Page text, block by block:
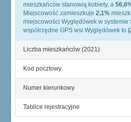
mieszkańców stanowią kobiety, a
Miejscowość zamieszkuje 2,1%
miejscowości Wyględówek w systemie
współrzędne GPS wsi Wyględówek to
Liczba mieszkańców (2021)
Kod pocztowy
Numer kierunkowy
Tablice rejestracyjne